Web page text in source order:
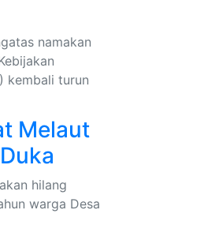
namakan
kembali turun
Melaut
hilang
warga Desa